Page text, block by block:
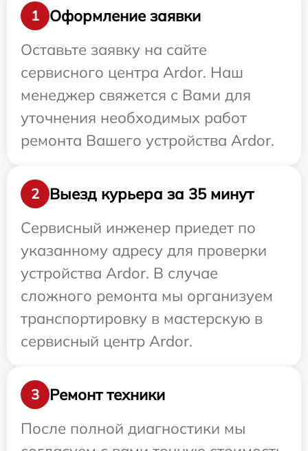
1
Оформление заявки
Оставьте заявку на сайте
сервисного центра Ardor. Наш
менеджер свяжется с Вами для
уточнения необходимых работ
ремонта Вашего устройства Ardor.
2
Выезд курьера за 35 минут
Сервисный инженер приедет по
указанному адресу для проверки
устройства Ardor. В случае
сложного ремонта мы организуем
транспортировку в мастерскую в
сервисный центр Ardor.
3
Ремонт техники
После полной диагностики мы